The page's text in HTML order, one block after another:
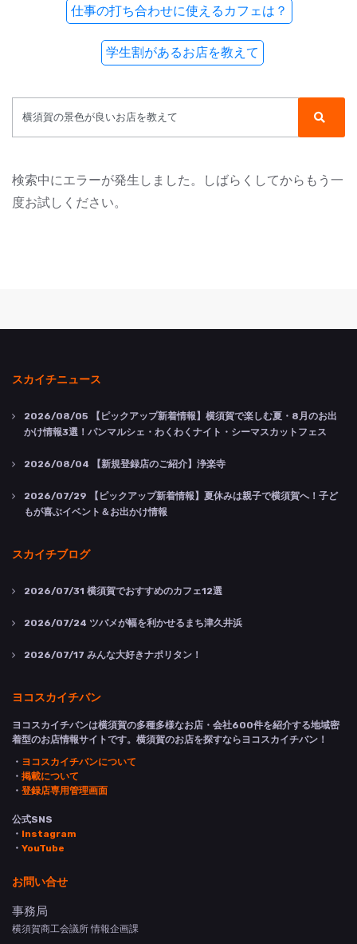
仕事の打ち合わせに使えるカフェは？
学生割があるお店を教えて
検索中にエラーが発生しました。しばらくしてからもう一
度お試しください。
スカイチニュース
2026/08/05 【ピックアップ新着情報】横須賀で楽しむ夏・8月のお出
かけ情報3選！パンマルシェ・わくわくナイト・シーマスカットフェス
2026/08/04 【新規登録店のご紹介】浄楽寺
2026/07/29 【ピックアップ新着情報】夏休みは親子で横須賀へ！子ど
もが喜ぶイベント＆お出かけ情報
スカイチブログ
2026/07/31 横須賀でおすすめのカフェ12選
2026/07/24 ツバメが幅を利かせるまち津久井浜
2026/07/17 みんな大好きナポリタン！
ヨコスカイチバン
ヨコスカイチバンは横須賀の多種多様なお店・会社600件を紹介する地域密
着型のお店情報サイトです。横須賀のお店を探すならヨコスカイチバン！
・ ヨコスカイチバンについて
・ 掲載について
・ 登録店専用管理画面
公式SNS
・ Instagram
・ YouTube
お問い合せ
事務局
横須賀商工会議所 情報企画課